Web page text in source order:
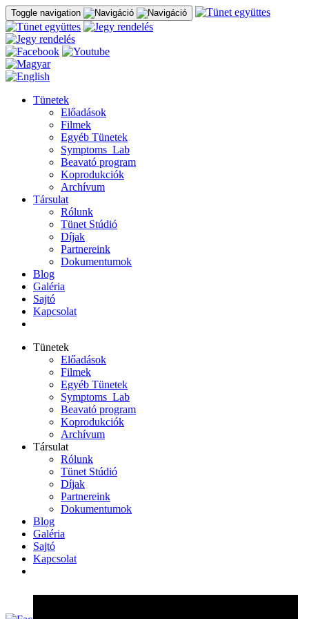
Toggle navigation
Tünetek
Előadások
Filmek
Egyéb Tünetek
Symptoms_Lab
Beavató program
Koprodukciók
Archívum
Társulat
Rólunk
Tünet Stúdió
Díjak
Partnereink
Dokumentumok
Blog
Galéria
Sajtó
Kapcsolat
Tünetek
Előadások
Filmek
Egyéb Tünetek
Symptoms_Lab
Beavató program
Koprodukciók
Archívum
Társulat
Rólunk
Tünet Stúdió
Díjak
Partnereink
Dokumentumok
Blog
Galéria
Sajtó
Kapcsolat